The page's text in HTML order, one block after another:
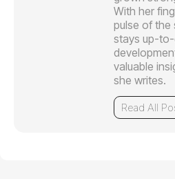
With her
pulse of the
stays up-
valuable
she writes.
Read All